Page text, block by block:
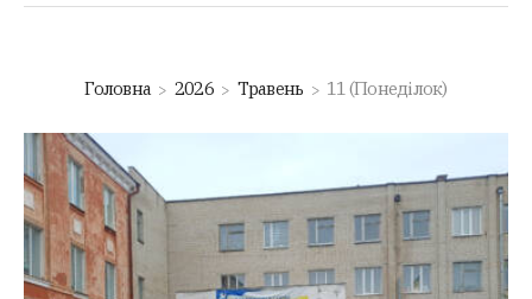
Головна 2026 Травень 11 (Понеділок)